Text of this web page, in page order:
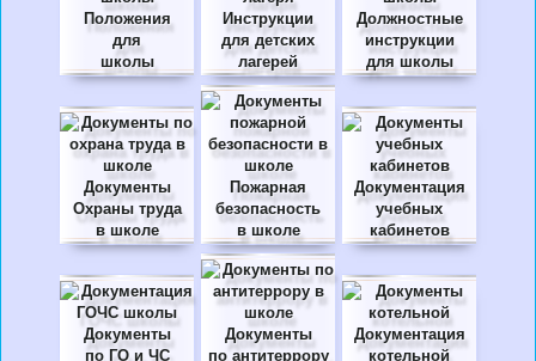
Положения
для
школы
Инструкции
для детских
лагерей
Должностные
инструкции
для школы
Документы
Охраны труда
в школе
Пожарная
безопасность
в школе
Документация
учебных
кабинетов
Документы
по ГО и ЧС
Документы
по антитеррору
Документация
котельной